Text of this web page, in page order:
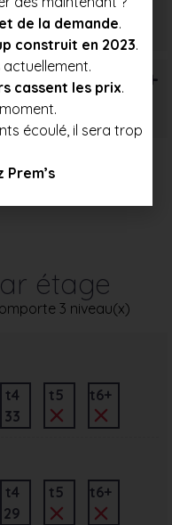
T6+
étage
3 niveau(x)
t4
33
t5 t6+
t4
29
t5 t6+
de la demande.
construit en 2023.
actuellement.
cassent les prix.
écoulé, il sera trop
Prem’s